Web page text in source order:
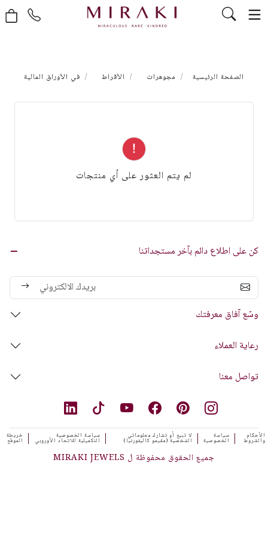
الصفحة الرئيسية مجوهرات الأقراط في الأوراق المالية
لم يتم العثور على أي منتجات
كن على اطلاع دائم بآخر مستجداتنا
وسّع آفاق معرفتك
رعاية العملاء
تواصل معنا
الأحكام
والشروط
سياسة
الخصوصية
لا تبيع أو تشارك معلوماتي
الشخصية (مقيمو كاليفورنيا)
سياسة الخصوصية
التكميلية للاتحاد الأوروبي
خريطة
الموقع
جميع الحقوق محفوظة ل MIRAKI JEWELS